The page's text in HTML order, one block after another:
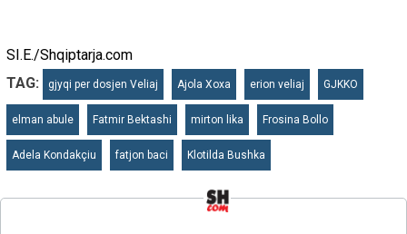
SI.E./Shqiptarja.com
TAG:
gjyqi per dosjen Veliaj Ajola Xoxa erion veliaj GJKKO
elman abule Fatmir Bektashi mirton lika Frosina Bollo
Adela Kondakçiu fatjon baci Klotilda Bushka